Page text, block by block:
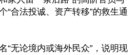
“合法投诚、资产转移”的救生通
“无论境内或海外民众”，说明现